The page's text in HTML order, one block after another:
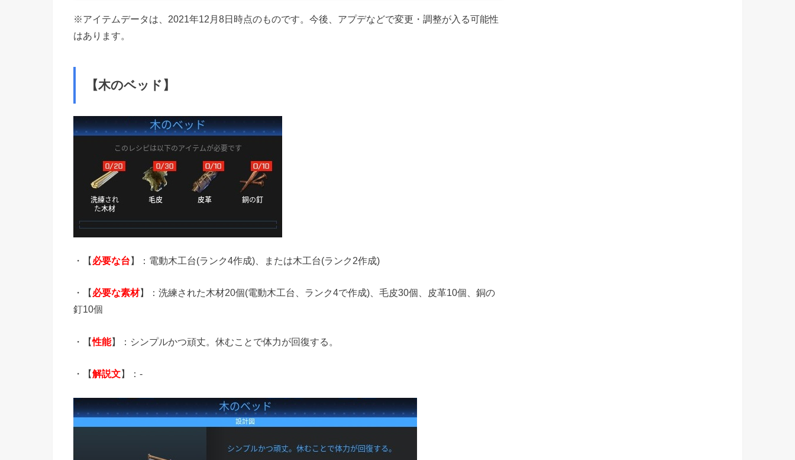
※アイテムデータは、2021年12月8日時点のものです。今後、アプデなどで変更・調整が入る可能性
はあります。
【木のベッド】
・【必要な台】：電動木工台(ランク4作成)、または木工台(ランク2作成)
・【 必要な素材】：洗練された木材20個(電動木工台、ランク4で作成)、毛皮30個、皮革10個、銅の
釘10個
・【性能】：シンプルかつ頑丈。休むことで体力が回復する。
・【解説文】：-